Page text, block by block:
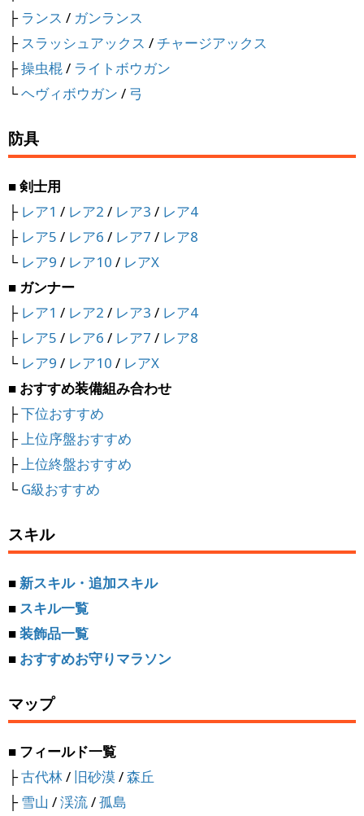
├ランス / ガンランス
├スラッシュアックス / チャージアックス
├操虫棍/ ライトボウガン
└ヘヴィボウガン / 弓
防具
■ 剣士用
├ レア1 / レア2 / レア3 / レア4
├ レア5 / レア6 / レア7 / レア8
└ レア9 / レア10 / レアX
■ ガンナー
├ レア1 / レア2 / レア3 / レア4
├ レア5 / レア6 / レア7 / レア8
└ レア9 / レア10 / レアX
■ おすすめ装備組み合わせ
├下位おすすめ
├上位序盤おすすめ
├上位終盤おすすめ
└G級おすすめ
スキル
■ 新スキル・追加スキル
■ スキル一覧
■装飾品一覧
■ おすすめお守りマラソン
マップ
■ フィールド一覧
├古代林/ 旧砂漠/森丘
├雪山 /渓流/孤島